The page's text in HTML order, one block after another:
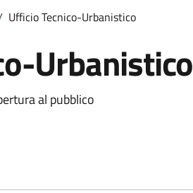
Ufficio Tecnico-Urbanistico
Urbanistico
al pubblico